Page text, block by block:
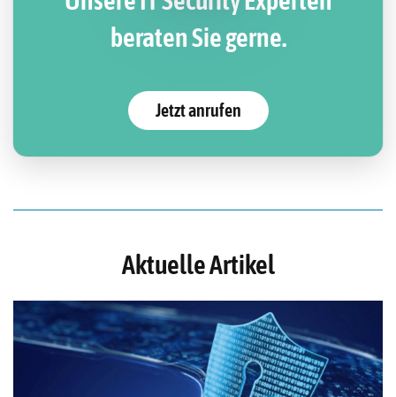
beraten Sie gerne.
Jetzt anrufen
Aktuelle Artikel